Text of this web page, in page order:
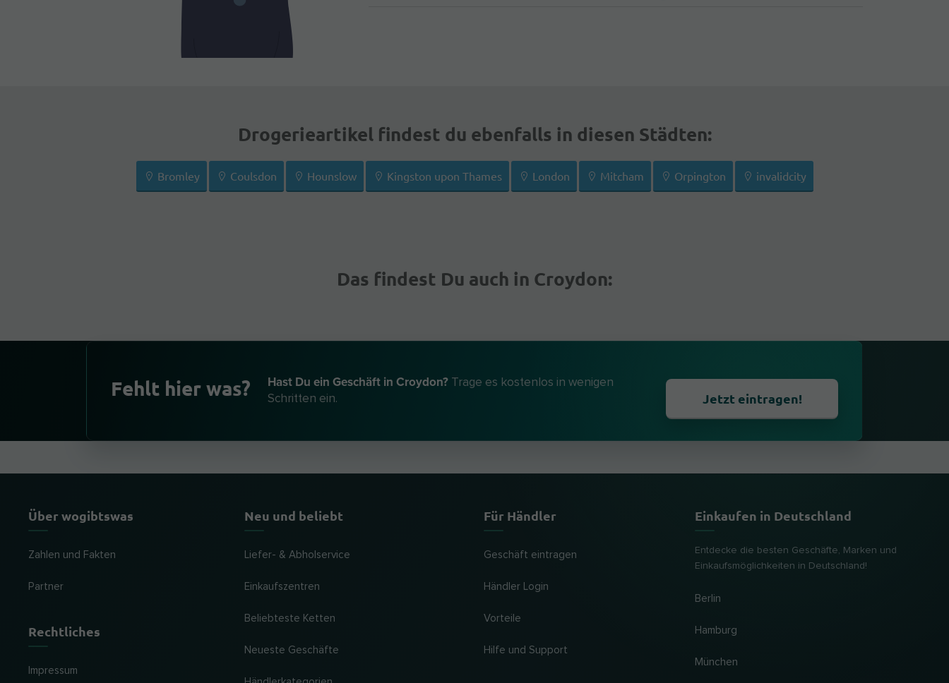
Drogerieartikel findest du ebenfalls in diesen Städten:
Bromley Coulsdon Hounslow Kingston upon Thames London Mitcham Orpington invalidcity
Das findest Du auch in Croydon:
Fehlt hier was? Hast Du ein Geschäft in Croydon? Trage es kostenlos in wenigen
Schritten ein.
Jetzt eintragen!
Über wogibtswas
Zahlen und Fakten
Partner
Rechtliches
Impressum
Neu und beliebt
Liefer- & Abholservice
Einkaufszentren
Beliebteste Ketten
Neueste Geschäfte
Für Händler
Geschäft eintragen
Händler Login
Vorteile
Hilfe und Support
Einkaufen in Deutschland
Entdecke die besten Geschäfte, Marken und
Einkaufsmöglichkeiten in Deutschland!
Berlin
Hamburg
München